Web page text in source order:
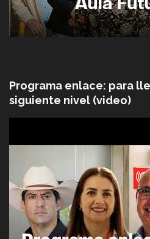
Programa enlace: para
siguiente nivel (video)